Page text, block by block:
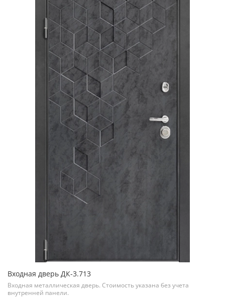
Входная дверь ДК-3.713
Входная металлическая дверь. Стоимость указана без учета
внутренней панели.